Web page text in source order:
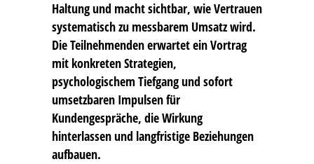
Haltung und macht sichtbar, wie Vertrauen
systematisch zu messbarem Umsatz wird.
Die Teilnehmenden erwartet ein Vortrag
mit konkreten Strategien,
psychologischem Tiefgang und sofort
umsetzbaren Impulsen für
Kundengespräche, die Wirkung
hinterlassen und langfristige Beziehungen
aufbauen.